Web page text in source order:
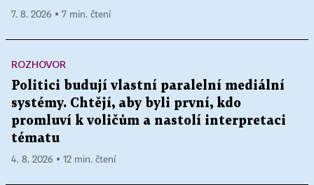
7. 8. 2026 ▪ 7 min. čtení
ROZHOVOR
Politici budují vlastní paralelní mediální
systémy. Chtějí, aby byli první, kdo
promluví k voličům a nastolí interpretaci
tématu
4. 8. 2026 ▪ 12 min. čtení